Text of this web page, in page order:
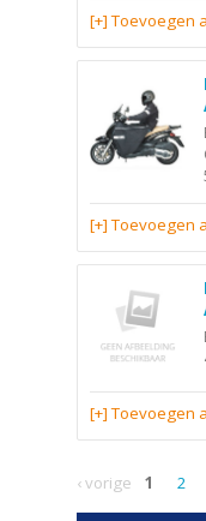
[+] Toevoegen
[+] Toevoegen
[+] Toevoegen
‹ vorige 1 2